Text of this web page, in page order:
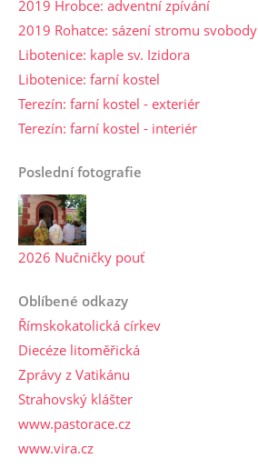
2019 Hrobce: adventní zpívání
2019 Rohatce: sázení stromu svobody
Libotenice: kaple sv. Izidora
Libotenice: farní kostel
Terezín: farní kostel - exteriér
Terezín: farní kostel - interiér
Poslední fotografie
2026 Nučničky pouť
Oblíbené odkazy
Římskokatolická církev
Diecéze litoměřická
Zprávy z Vatikánu
Strahovský klášter
www.pastorace.cz
www.vira.cz